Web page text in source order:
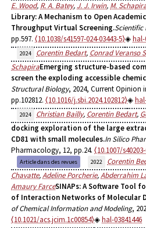
E. Wood, R. A. Batey, J. J. Irwin, M.
Library: A Mechanism to Open
Throughput Virtual Screening.Scientific
pp.597. ⟨10.1038/s41597-024-03443-5⟩ hal-
2024
Corentin Bedart, Conrad Veranso
SchapiraEmerging structure-based
screen the exploding accessible
Structural Biology, 2024, Current Opinion
pp.102812. ⟨10.1016/j.sbi.2024.102812⟩
2024
Christian Bailly, Corentin Bedart,
docking exploration of the large
CD81 with small molecules.In Silico
Pharmacology, 12, pp.24. ⟨10.1007/
Article dans des revues 2022 Corentin
Chavatte,Adeline Porcherie,Abderrahim
Amaury FarceSINAPs: A Software Tool
of Interaction Networks of Molecular
of Chemical Information and Modeling,
⟨10.1021/acs.jcim.1c00854⟩
hal-03841446